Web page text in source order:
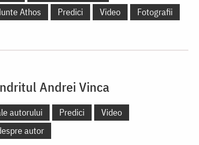
Athos
Predici Video Fotografii
Andrei Vinca
autorului Predici
Video
autor